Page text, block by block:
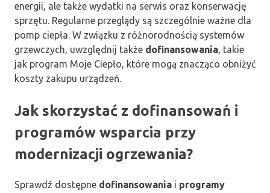
energii, ale także wydatki na serwis oraz konserwację
sprzętu. Regularne przeglądy są szczególnie ważne dla
pomp ciepła. W związku z różnorodnością systemów
grzewczych, uwzględnij także dofinansowania, takie
jak program Moje Ciepło, które mogą znacząco obniżyć
koszty zakupu urządzeń.
Jak skorzystać z dofinansowań i
programów wsparcia przy
modernizacji ogrzewania?
Sprawdź dostępne dofinansowania i programy